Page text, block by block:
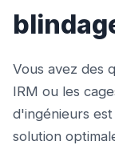
Vous avez des
IRM ou les
d'ingénieurs
solution